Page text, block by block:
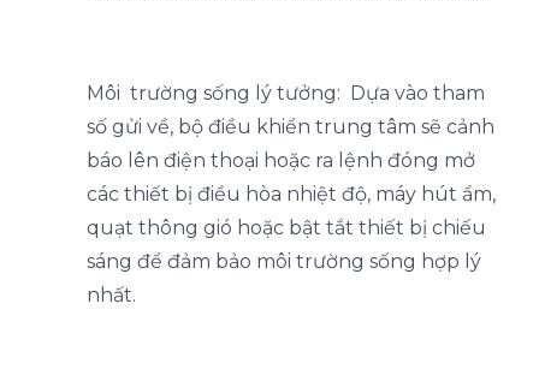
Môi trường sống lý tưởng: Dựa vào tham
số gửi về, bộ điều khiển trung tâm sẽ cảnh
báo lên điện thoại hoặc ra lệnh đóng mở
các thiết bị điều hòa nhiệt độ, máy hút ẩm,
quạt thông gió hoặc bật tắt thiết bị chiếu
sáng để đảm bảo môi trường sống hợp lý
nhất.